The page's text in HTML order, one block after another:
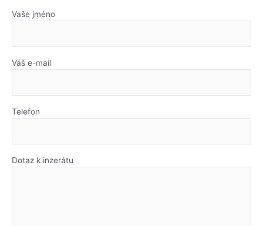
Vaše jméno
Váš e-mail
Telefon
Dotaz k inzerátu